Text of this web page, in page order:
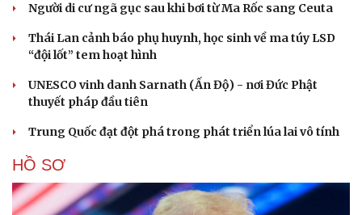
Người di cư ngã gục sau khi bơi từ Ma Rốc sang Ceuta
Thái Lan cảnh báo phụ huynh, học sinh về ma túy LSD
“đội lốt” tem hoạt hình
UNESCO vinh danh Sarnath (Ấn Độ) - nơi Đức Phật
thuyết pháp đầu tiên
Trung Quốc đạt đột phá trong phát triển lúa lai vô tính
HỒ SƠ